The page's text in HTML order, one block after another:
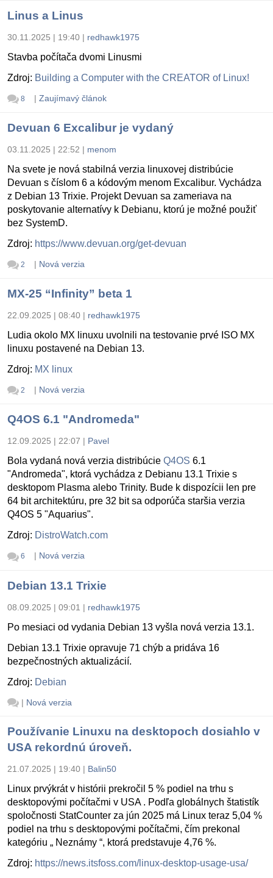
Linus a Linus
30.11.2025 | 19:40 | redhawk1975
Stavba počítača dvomi Linusmi
Zdroj: Building a Computer with the CREATOR of Linux!
8 | Zaujímavý článok
Devuan 6 Excalibur je vydaný
03.11.2025 | 22:52 | menom
Na svete je nová stabilná verzia linuxovej distribúcie
Devuan s číslom 6 a kódovým menom Excalibur. Vychádza
z Debian 13 Trixie. Projekt Devuan sa zameriava na
poskytovanie alternatívy k Debianu, ktorú je možné použiť
bez SystemD.
Zdroj: https://www.devuan.org/get-devuan
2 | Nová verzia
MX-25 “Infinity” beta 1
22.09.2025 | 08:40 | redhawk1975
Ludia okolo MX linuxu uvolnili na testovanie prvé ISO MX
linuxu postavené na Debian 13.
Zdroj: MX linux
2 | Nová verzia
Q4OS 6.1 "Andromeda"
12.09.2025 | 22:07 | Pavel
Bola vydaná nová verzia distribúcie Q4OS 6.1
"Andromeda", ktorá vychádza z Debianu 13.1 Trixie s
desktopom Plasma alebo Trinity. Bude k dispozícii len pre
64 bit architektúru, pre 32 bit sa odporúča staršia verzia
Q4OS 5 "Aquarius".
Zdroj: DistroWatch.com
6 | Nová verzia
Debian 13.1 Trixie
08.09.2025 | 09:01 | redhawk1975
Po mesiaci od vydania Debian 13 vyšla nová verzia 13.1.
Debian 13.1 Trixie opravuje 71 chýb a pridáva 16
bezpečnostných aktualizácií.
Zdroj: Debian
| Nová verzia
Používanie Linuxu na desktopoch dosiahlo v
USA rekordnú úroveň.
21.07.2025 | 19:40 | Balin50
Linux prvýkrát v histórii prekročil 5 % podiel na trhu s
desktopovými počítačmi v USA . Podľa globálnych štatistík
spoločnosti StatCounter za jún 2025 má Linux teraz 5,04 %
podiel na trhu s desktopovými počítačmi, čím prekonal
kategóriu „ Neznámy “, ktorá predstavuje 4,76 %.
Zdroj: https://news.itsfoss.com/linux-desktop-usage-usa/